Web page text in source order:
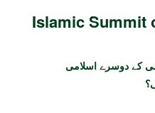
Islamic Summit
کے دوسرے اسلامی